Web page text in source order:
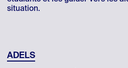
situation.
ADELS